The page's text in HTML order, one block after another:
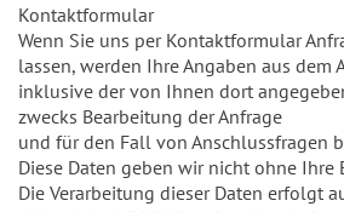
Kontaktformular
Wenn Sie uns per Kontaktformular
lassen, werden Ihre Angaben aus dem
inklusive der von Ihnen dort
zwecks Bearbeitung der Anfrage
und für den Fall von Anschlussfragen
Diese Daten geben wir nicht ohne
Die Verarbeitung dieser Daten erfolgt